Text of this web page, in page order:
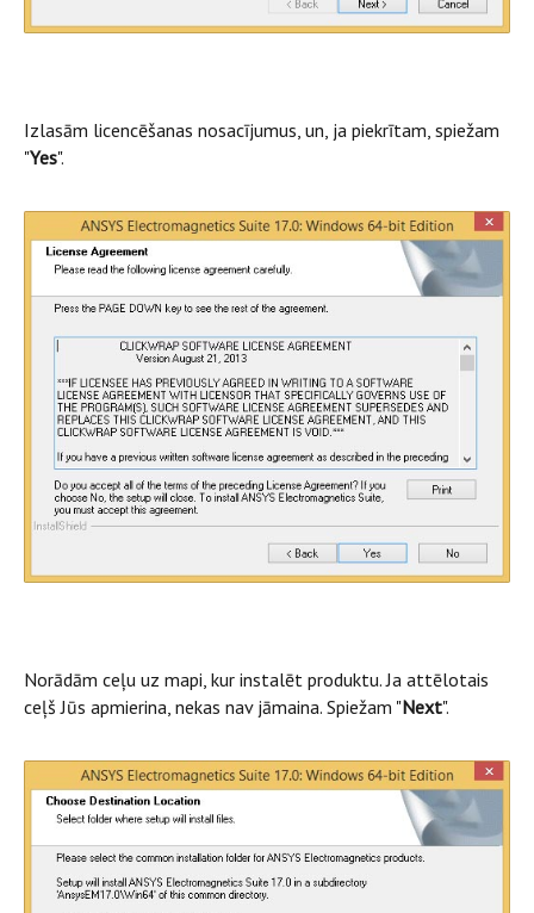
Izlasām licencēšanas nosacījumus, un, ja piekrītam, spiežam
"Yes".
Norādām ceļu uz mapi, kur instalēt produktu. Ja attēlotais
ceļš Jūs apmierina, nekas nav jāmaina. Spiežam "Next".